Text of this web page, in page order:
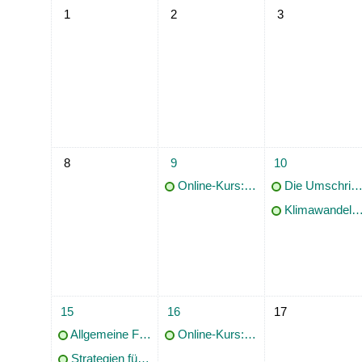
Keine Termine, Montag, 1. Juni
1 Keine Termine, Dienstag, 2. Juni
2 Keine Termine,
3
Keine Termine, Montag, 8. Juni
8 1 Termin, Dienstag, 9. Juni
9
Online-Kurs: Philosophie-Klassiker richtig zitieren (Platon, Aristoteles, Kant)
2 Termine,
10
Die Umschrift arabischer, persischer und osmanischer Buchtitel: Übung und Recherche
Klimawandel, künstliche Intelligenz und Faktenchecker – Vom effizienten Umgang mit der Flut von Falschmeldungen
2 Termine, Montag, 15. Juni
15
Allgemeine Führung für Einzelpersonen
Strategien für bessere Prompts - ChatGPT für Fortgeschrittene
1 Termin, Dienstag, 16. Juni
16
Online-Kurs: Rechtliche Grundlagen des Publizierens
Keine Termine,
17